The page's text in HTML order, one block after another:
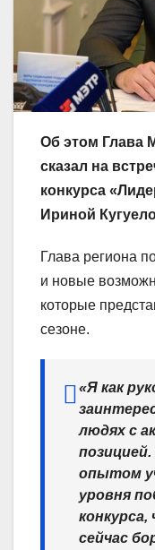
Об этом Глава
сказал на
конкурса
Ириной
Глава региона
и новые
которые
сезоне.
«Я как
людях с
опытом
уровня
сейчас